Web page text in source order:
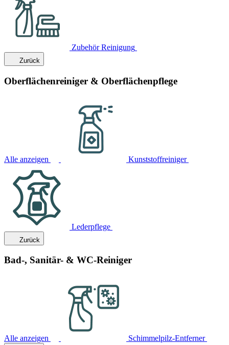
Zubehör Reinigung
Zurück
Oberflächenreiniger & Oberflächenpflege
Alle anzeigen Kunststoffreiniger
Lederpflege
Zurück
Bad-, Sanitär- & WC-Reiniger
Alle anzeigen Schimmelpilz-Entferner